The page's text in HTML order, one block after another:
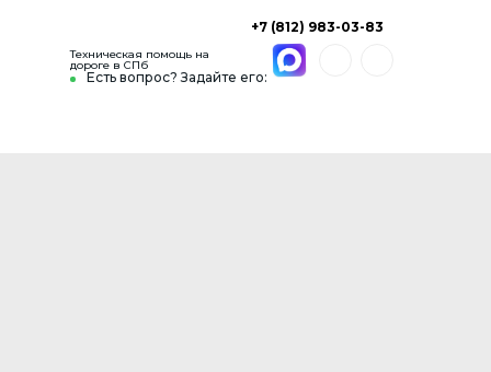
Есть вопрос? Задайте его:
+7 (812) 983-03-83
Техническая помощь на
дороге в СПб